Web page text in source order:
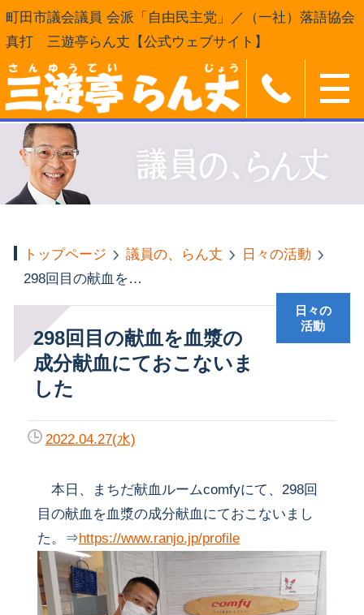
町田市議会議員 会派「自由民主党」／（一社）落語協会
真打 三遊亭らん丈【公式ウェブサイト】
トップページ 議員の、らん丈
日々の活動
298回目の献血を血漿の成分献血にておこないました
298回目の献血を血漿の
成分献血にておこないま
した
日々の
活動
2022.04.27(水)
本日、まちだ献血ルームcomfyにて、298回
目の献血を血漿の成分献血にておこないまし
た。⇒https://www.ranjo.jp/profile